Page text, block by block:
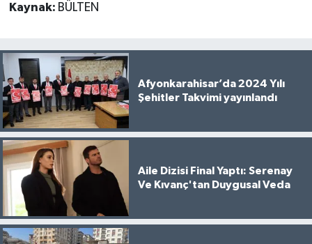
Kaynak: BÜLTEN
Afyonkarahisar’da 2024 Yılı
Şehitler Takvimi yayınlandı
Aile Dizisi Final Yaptı: Serenay
Ve Kıvanç'tan Duygusal Veda